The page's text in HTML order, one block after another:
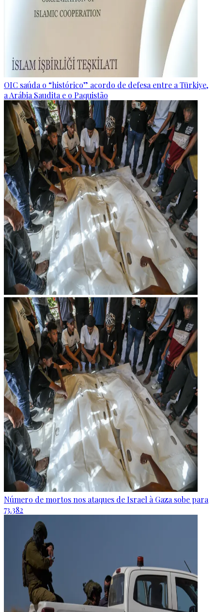
OIC saúda o “histórico” acordo de defesa entre a Türkiye,
a Arábia Saudita e o Paquistão
Número de mortos nos ataques de Israel à Gaza sobe para
73.382